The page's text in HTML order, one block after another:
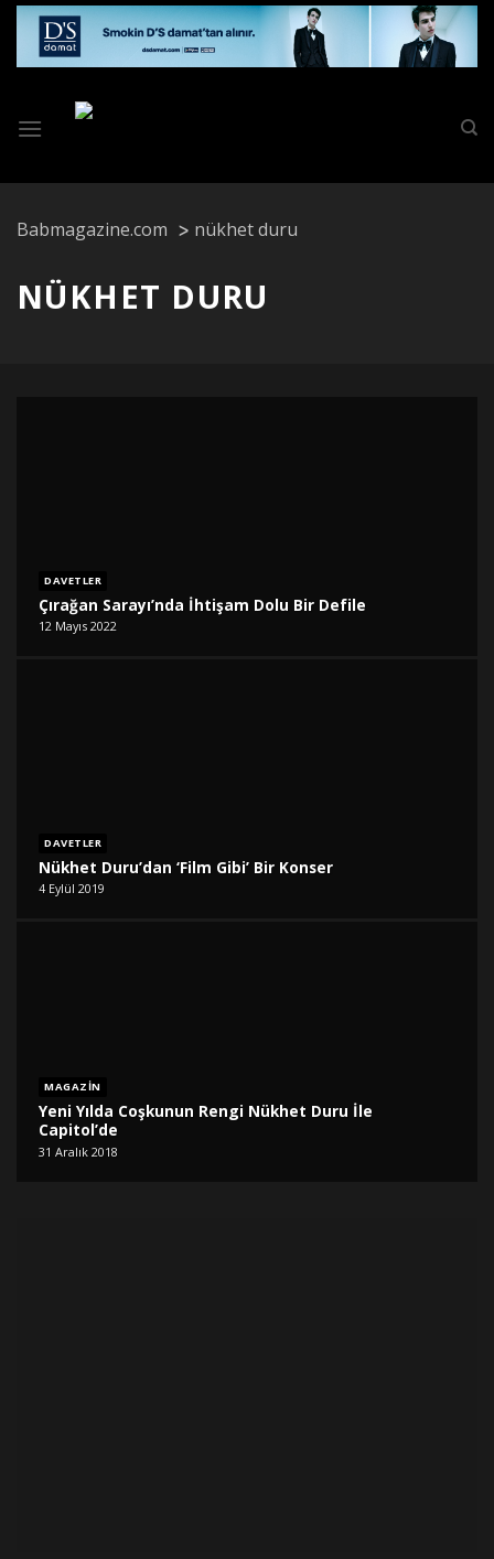
Skip
content
Babmagazine.com nükhet duru
NÜKHET DURU
DAVETLER
Çırağan Sarayı’nda İhtişam Dolu Bir Defile
12 Mayıs 2022
DAVETLER
Nükhet Duru’dan ‘Film Gibi’ Bir Konser
4 Eylül 2019
MAGAZIN
Yeni Yılda Coşkunun Rengi Nükhet Duru İle
Capitol’de
31 Aralık 2018